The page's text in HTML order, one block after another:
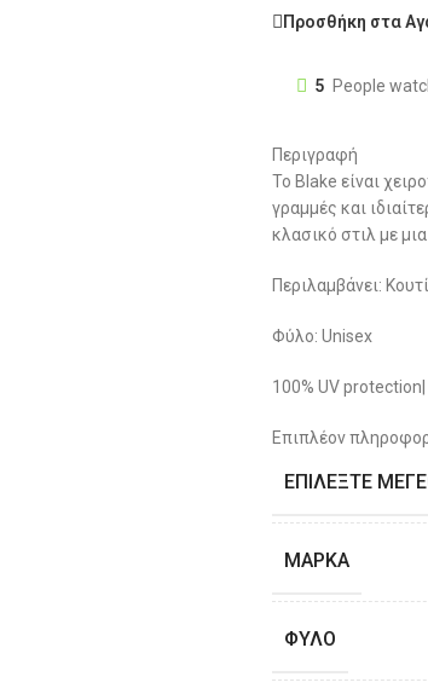
Προσθήκη στα
5 People
Περιγραφή
Το Blake είναι
γραμμές και
κλασικό στιλ με
Περιλαμβάνει:
Φύλο: Unisex
100% UV
Επιπλέον
ΕΠΙΛΈΞΤΕ
ΜΆΡΚΑ
ΦΎΛΟ